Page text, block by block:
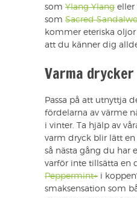
som Ylang Ylang eller
som Sacred
kommer eteriska
att du känner dig
Varma drycker
Passa på att utnyttja
fördelarna av värme
i vinter. Ta hjälp av
varm dryck blir lätt
så nästa gång du har
varför inte tillsätta en
Peppermint+ i
smaksensation som